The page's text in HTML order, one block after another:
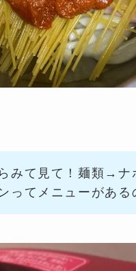
みて見て！麺類→ナ
ってメニューがある